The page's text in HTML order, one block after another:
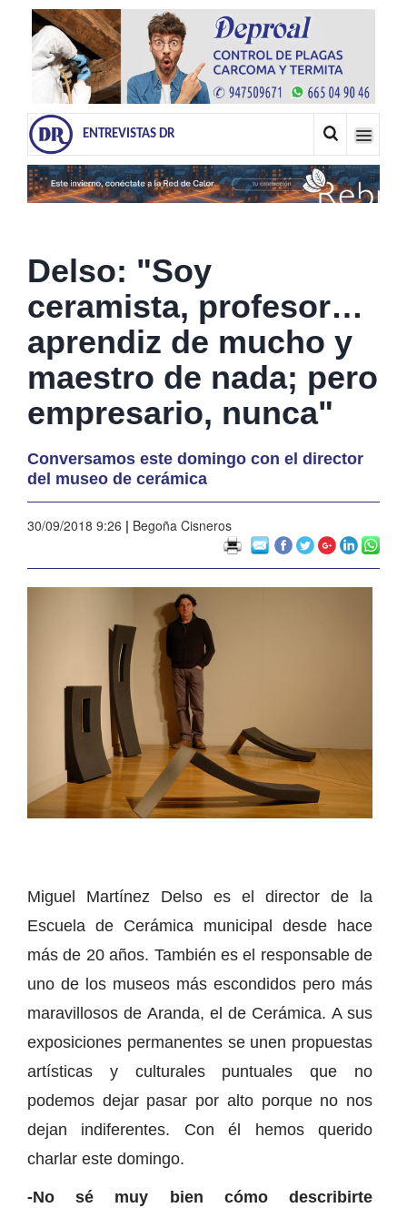
ENTREVISTAS DR
Delso: "Soy
ceramista, profesor…
aprendiz de mucho y
maestro de nada; pero
empresario, nunca"
Conversamos este domingo con el director
del museo de cerámica
30/09/2018 9:26 | Begoña Cisneros
Miguel Martínez Delso es el director de la
Escuela de Cerámica municipal desde hace
más de 20 años. También es el responsable de
uno de los museos más escondidos pero más
maravillosos de Aranda, el de Cerámica. A sus
exposiciones permanentes se unen propuestas
artísticas y culturales puntuales que no
podemos dejar pasar por alto porque no nos
dejan indiferentes. Con él hemos querido
charlar este domingo.
-No sé muy bien cómo describirte